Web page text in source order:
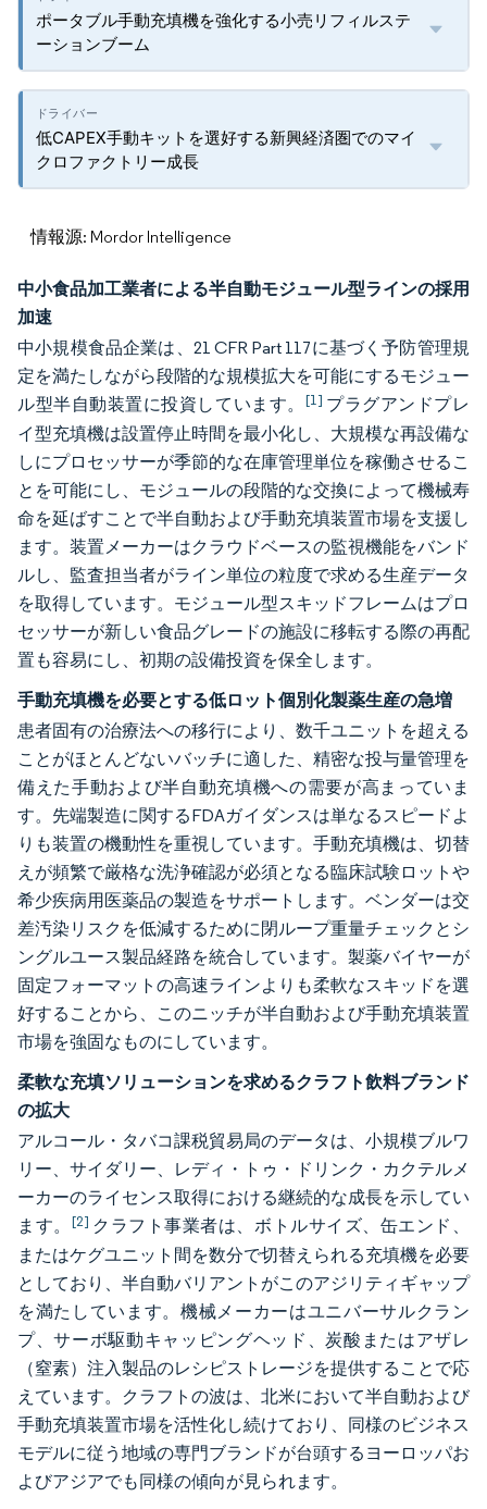
ポータブル手動充填機を強化する小売リフィルステ
ーションブーム
低CAPEX手動キットを選好する新興経済圏でのマイ
クロファクトリー成長
情報源: Mordor Intelligence
中小食品加工業者による半自動モジュール型ラインの採用
加速
中小規模食品企業は、21 CFR Part 117に基づく予防管理規
定を満たしながら段階的な規模拡大を可能にするモジュー
ル型半自動装置に投資しています。 [1] プラグアンドプレ
イ型充填機は設置停止時間を最小化し、大規模な再設備な
しにプロセッサーが季節的な在庫管理単位を稼働させるこ
とを可能にし、モジュールの段階的な交換によって機械寿
命を延ばすことで半自動および手動充填装置市場を支援し
ます。装置メーカーはクラウドベースの監視機能をバンド
ルし、監査担当者がライン単位の粒度で求める生産データ
を取得しています。モジュール型スキッドフレームはプロ
セッサーが新しい食品グレードの施設に移転する際の再配
置も容易にし、初期の設備投資を保全します。
手動充填機を必要とする低ロット個別化製薬生産の急増
患者固有の治療法への移行により、数千ユニットを超える
ことがほとんどないバッチに適した、精密な投与量管理を
備えた手動および半自動充填機への需要が高まっていま
す。先端製造に関するFDAガイダンスは単なるスピードよ
りも装置の機動性を重視しています。手動充填機は、切替
えが頻繁で厳格な洗浄確認が必須となる臨床試験ロットや
希少疾病用医薬品の製造をサポートします。ベンダーは交
差汚染リスクを低減するために閉ループ重量チェックとシ
ングルユース製品経路を統合しています。製薬バイヤーが
固定フォーマットの高速ラインよりも柔軟なスキッドを選
好することから、このニッチが半自動および手動充填装置
市場を強固なものにしています。
柔軟な充填ソリューションを求めるクラフト飲料ブランド
の拡大
アルコール・タバコ課税貿易局のデータは、小規模ブルワ
リー、サイダリー、レディ・トゥ・ドリンク・カクテルメ
ーカーのライセンス取得における継続的な成長を示してい
ます。 [2] クラフト事業者は、ボトルサイズ、缶エンド、
またはケグユニット間を数分で切替えられる充填機を必要
としており、半自動バリアントがこのアジリティギャップ
を満たしています。機械メーカーはユニバーサルクラン
プ、サーボ駆動キャッピングヘッド、炭酸またはアザレ
（窒素）注入製品のレシピストレージを提供することで応
えています。クラフトの波は、北米において半自動および
手動充填装置市場を活性化し続けており、同様のビジネス
モデルに従う地域の専門ブランドが台頭するヨーロッパお
よびアジアでも同様の傾向が見られます。